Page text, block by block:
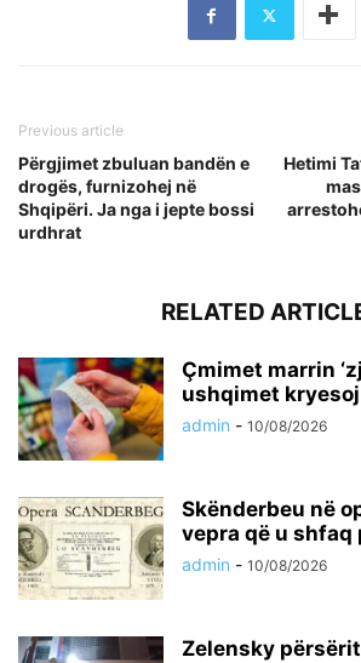
Previous article
Përgjimet zbuluan bandën e
drogës, furnizohej në
Shqipëri. Ja nga i jepte bossi
urdhrat
Hetimi
RELATED
Çmimet marrin
ushqimet
admin - 10/08/2026
Skënderbeu në
vepra që u shfaq
admin - 10/08/2026
Zelensky